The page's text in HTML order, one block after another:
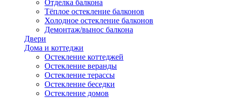
Отделка балкона
Тёплое остекление балконов
Холодное остекление балконов
Демонтаж/вынос балкона
Двери
Дома и коттеджи
Остекление коттеджей
Остекление веранды
Остекление терассы
Остекление беседки
Остекление домов